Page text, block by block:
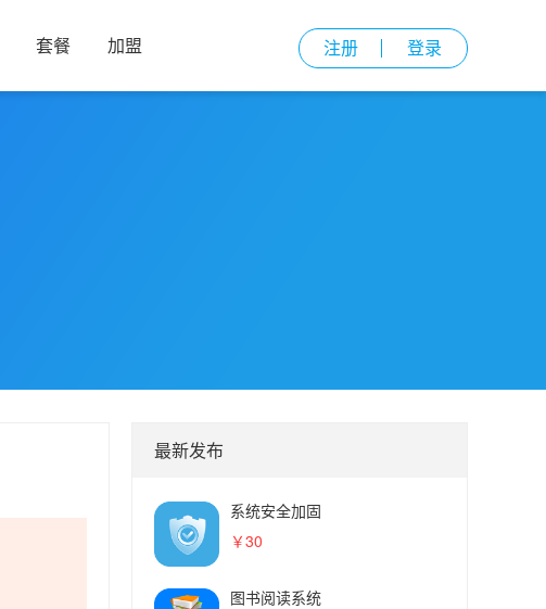
注册 登录
套餐 加盟
最新发布
系统安全加固
￥30
图书阅读系统